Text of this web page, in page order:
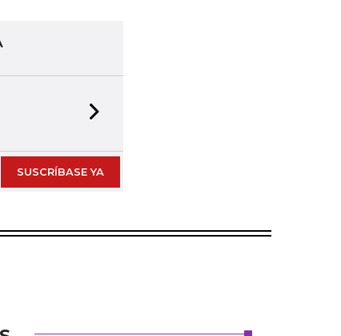
SUSCRÍBASE YA